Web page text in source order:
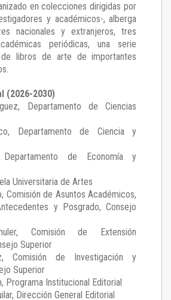
en colecciones dirigidas por
y académicos-, alberga
nacionales y extranjeros, tres
periódicas, una serie
de libros de arte de importantes
(2026-2030)
, Departamento de Ciencias
, Departamento de Ciencia y
de Economía y
Universitaria de Artes
, Comisión de Asuntos Académicos,
y Posgrado, Consejo
, Comisión de Extensión
Superior
, Comisión de Investigación y
Superior
Programa Institucional Editorial
Dirección General Editorial